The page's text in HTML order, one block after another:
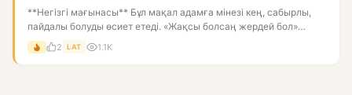
**Негізгі мағынасы** Бұл мақал адамға мінезі кең, сабырлы,
пайдалы болуды өсиет етеді. «Жақсы болсаң жердей бол»
дегені...
2 LAT 1.1K